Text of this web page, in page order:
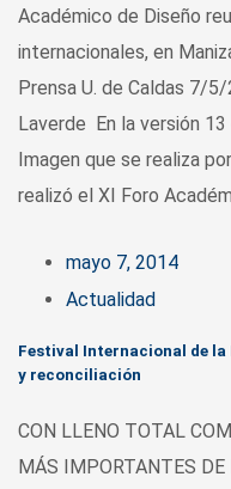
Académico de Diseño
internacionales, en
Prensa U. de Caldas 7/
Laverde En la versión
Imagen que se realiza
realizó el XI Foro
mayo 7, 2014
Actualidad
Festival Internacional de la
y reconciliación
CON LLENO TOTAL
MÁS IMPORTANTES